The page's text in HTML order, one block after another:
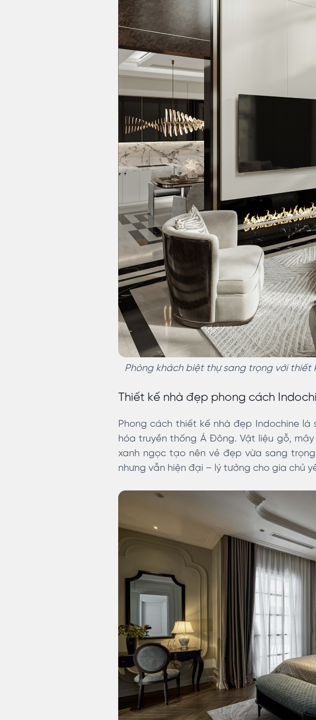
Phòng khách biệt thự sang trọng với
Thiết kế nhà đẹp phong cách
Phong cách thiết kế nhà đẹp Indochine
hóa truyền thống Á Đông. Vật liệu gỗ,
xanh ngọc tạo nên vẻ đẹp vừa sang
nhưng vẫn hiện đại – lý tưởng cho gia chủ